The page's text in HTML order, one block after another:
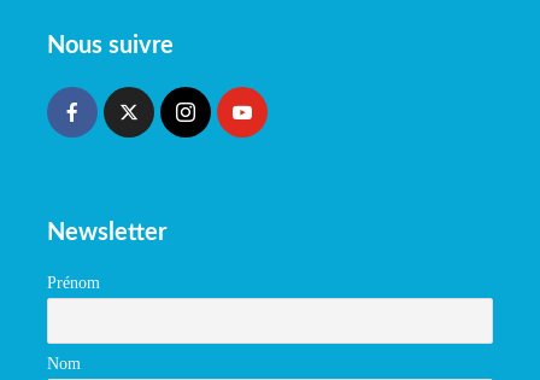
Nous suivre
Newsletter
Prénom
Nom